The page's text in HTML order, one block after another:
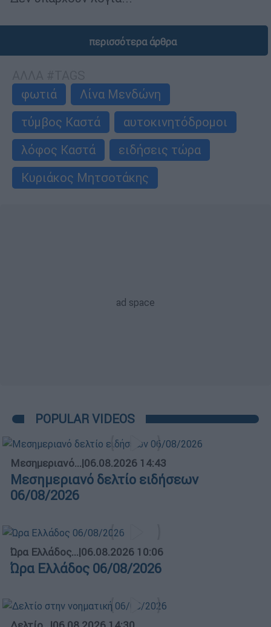
περισσότερα άρθρα
φωτιά
Λίνα Μενδώνη
τύμβος Καστά
αυτοκινητόδρομοι
λόφος Καστά
ειδήσεις τώρα
Κυριάκος Μητσοτάκης
POPULAR VIDEOS
Μεσημεριανό...|06.08.2026 14:43
Μεσημεριανό δελτίο ειδήσεων
06/08/2026
Ώρα Ελλάδος...|06.08.2026 10:06
Ώρα Ελλάδος 06/08/2026